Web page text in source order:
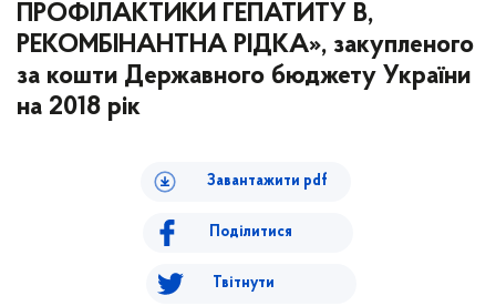
ПРОФІЛАКТИКИ ГЕПАТИТУ В,
РЕКОМБІНАНТНА РІДКА», закупленого
за кошти Державного бюджету України
на 2018 рік
Завантажити pdf
Поділитися
Твітнути